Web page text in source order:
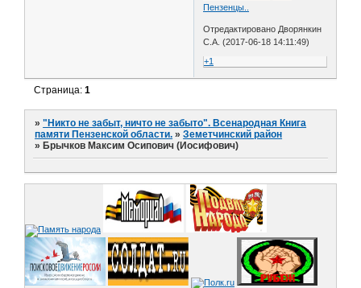
Пензенцы..
Отредактировано Дворянкин
С.А. (2017-06-18 14:11:49)
+1
Страница:1
»"Никто не забыт, ничто не забыто". Всенародная Книга
памяти Пензенской области. »Земетчинский район
» Брычков Максим Осипович (Иосифович)